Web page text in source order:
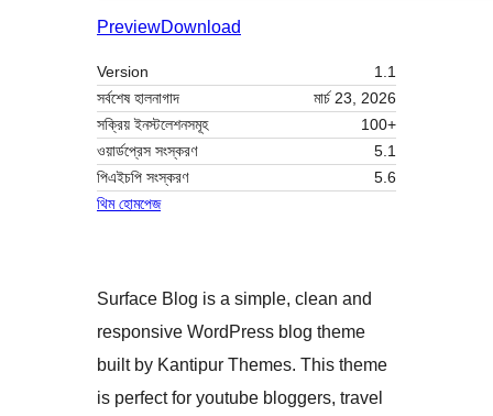
PreviewDownload
Version
1.1
সর্বশেষ হালনাগাদ
মার্চ 23, 2026
সক্রিয় ইনস্টলেশনসমূহ
100+
ওয়ার্ডপ্রেস সংস্করণ
5.1
পিএইচপি সংস্করণ
5.6
থিম হোমপেজ
Surface Blog is a simple, clean and
responsive WordPress blog theme
built by Kantipur Themes. This theme
is perfect for youtube bloggers, travel